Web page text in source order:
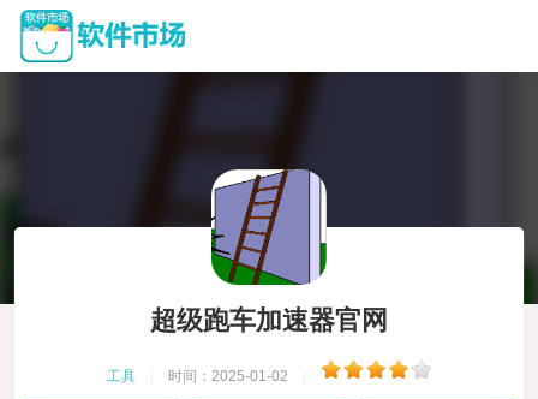
超级跑车加速器官网
工具 时间：2025-01-02